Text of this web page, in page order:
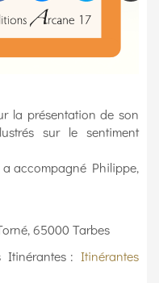
la présentation de son
sur le sentiment
accompagné Philippe,
65000 Tarbes
Itinérantes : Itinérantes